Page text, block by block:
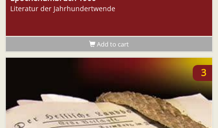
Literatur der Jahrhundertwende
Add to cart
3